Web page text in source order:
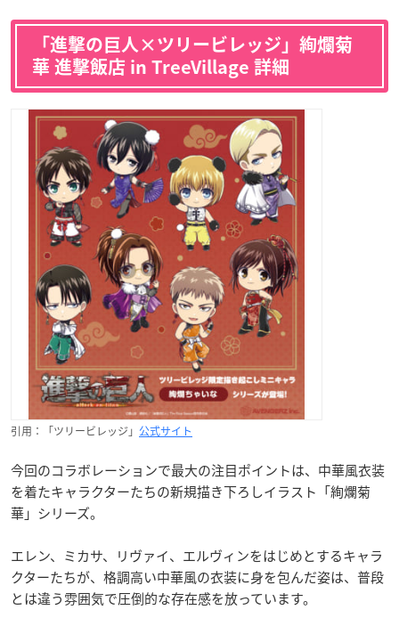
「進撃の巨人×ツリービレッジ」絢爛菊
華 進撃飯店 in TreeVillage 詳細
引用：「ツリービレッジ」 公式サイト
今回のコラボレーションで最大の注目ポイントは、中華風衣装
を着たキャラクターたちの新規描き下ろしイラスト「絢爛菊
華」シリーズ。
エレン、ミカサ、リヴァイ、エルヴィンをはじめとするキャラ
クターたちが、格調高い中華風の衣装に身を包んだ姿は、普段
とは違う雰囲気で圧倒的な存在感を放っています。